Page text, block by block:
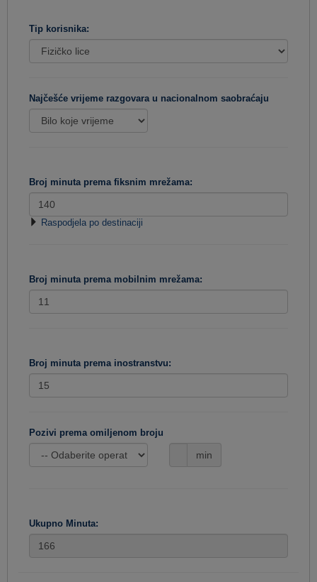
Tip korisnika:
Najčešće vrijeme razgovara u nacionalnom saobraćaju
Broj minuta prema fiksnim mrežama:
Raspodjela po destinaciji
Broj minuta prema mobilnim mrežama:
Broj minuta prema inostranstvu:
Pozivi prema omiljenom broju
min
Ukupno Minuta: